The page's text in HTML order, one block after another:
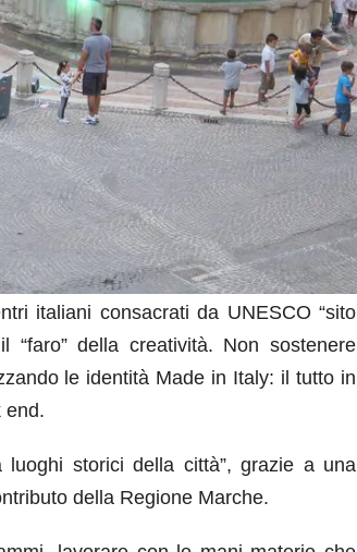
italiani consacrati da UNESCO “sito
della creatività. Non sostenere
le identità Made in Italy: il tutto in
end.
storici della città”, grazie a una
della Regione Marche.